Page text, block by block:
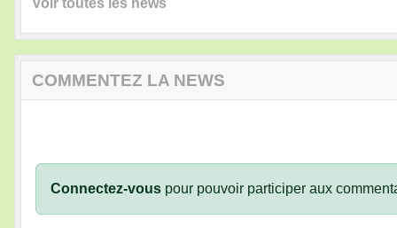
Voir toutes les news
COMMENTEZ LA NEWS
Connectez-vous pour pouvoir participer aux